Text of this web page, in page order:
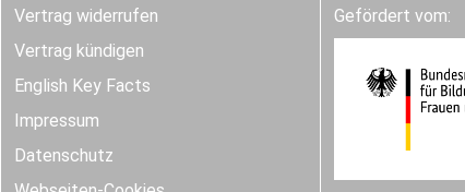
Vertrag widerrufen
Vertrag kündigen
English Key Facts
Impressum
Datenschutz
Gefördert vom: